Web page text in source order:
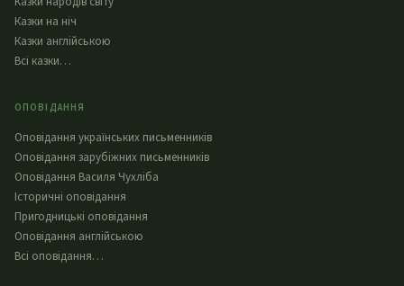
Казки на ніч
Казки англійською
Всі казки…
ОПОВІДАННЯ
Оповідання українських письменників
Оповідання зарубіжних письменників
Оповідання Василя Чухліба
Історичні оповідання
Пригодницькі оповідання
Оповідання англійською
Всі оповідання…